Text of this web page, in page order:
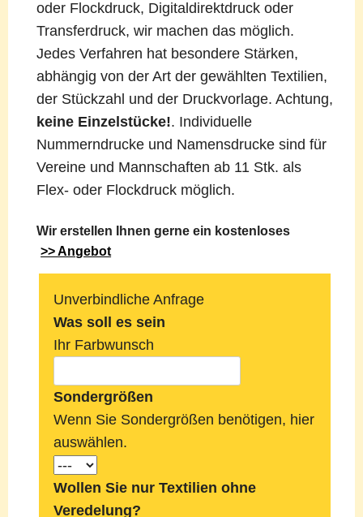
oder Flockdruck, Digitaldirektdruck oder
Transferdruck, wir machen das möglich.
Jedes Verfahren hat besondere Stärken,
abhängig von der Art der gewählten Textilien,
der Stückzahl und der Druckvorlage. Achtung,
keine Einzelstücke!. Individuelle
Nummerndrucke und Namensdrucke sind für
Vereine und Mannschaften ab 11 Stk. als
Flex- oder Flockdruck möglich.
Wir erstellen Ihnen gerne ein kostenloses
>> Angebot
Unverbindliche Anfrage
Was soll es sein
Ihr Farbwunsch
Sondergrößen
Wenn Sie Sondergrößen benötigen, hier
auswählen.
Wollen Sie nur Textilien ohne
Veredelung?